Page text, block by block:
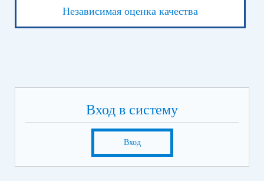
Независимая оценка качества
Вход в систему
Вход